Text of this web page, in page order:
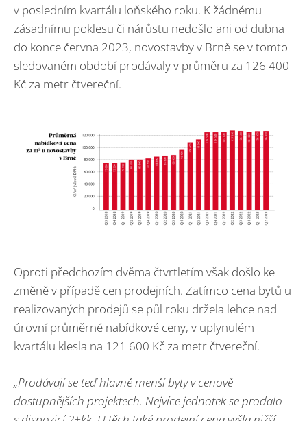
v posledním kvartálu loňského roku. K žádnému
zásadnímu poklesu či nárůstu nedošlo ani od dubna
do konce června 2023, novostavby v Brně se v tomto
sledovaném období prodávaly v průměru za 126 400
Kč za metr čtvereční.
Oproti předchozím dvěma čtvrtletím však došlo ke
změně v případě cen prodejních. Zatímco cena bytů u
realizovaných prodejů se půl roku držela lehce nad
úrovní průměrné nabídkové ceny, v uplynulém
kvartálu klesla na 121 600 Kč za metr čtvereční.
„Prodávají se teď hlavně menší byty v cenově
dostupnějších projektech. Nejvíce jednotek se prodalo